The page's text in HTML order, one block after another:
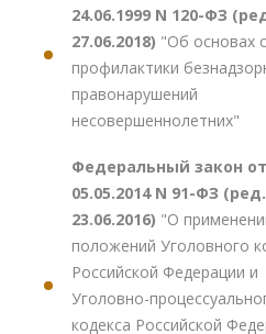
24.06.1999 N 120-ФЗ
27.06.2018) "Об основах
профилактики
правонарушений
несовершеннолетних"
Федеральный закон от
05.05.2014 N 91-ФЗ
23.06.2016) "О
положений Уголовного
Российской Федерации и
Уголовно-
кодекса Российской